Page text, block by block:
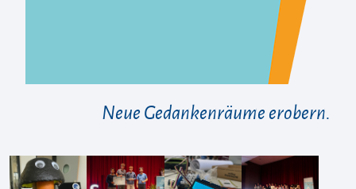
Neue Gedankenräume erobern.